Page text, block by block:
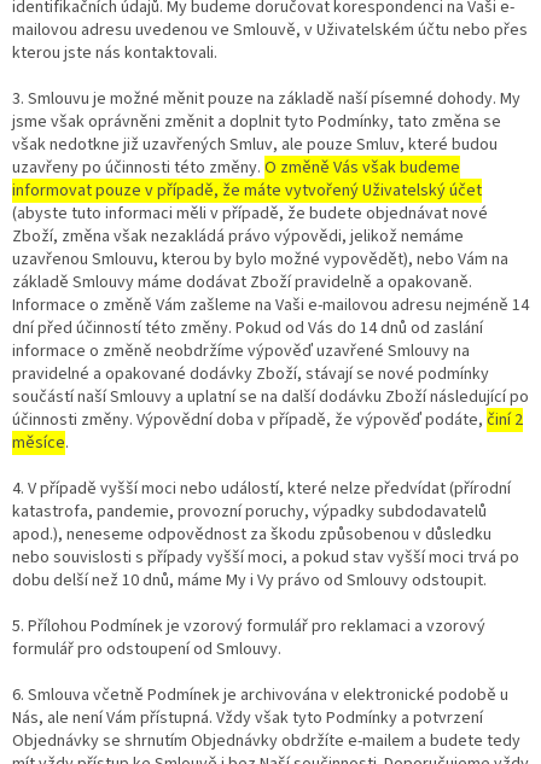
identifikačních údajů. My budeme doručovat korespondenci na Vaši e-
mailovou adresu uvedenou ve Smlouvě, v Uživatelském účtu nebo přes
kterou jste nás kontaktovali.
3. Smlouvu je možné měnit pouze na základě naší písemné dohody. My
jsme však oprávněni změnit a doplnit tyto Podmínky, tato změna se
však nedotkne již uzavřených Smluv, ale pouze Smluv, které budou
uzavřeny po účinnosti této změny. O změně Vás však budeme
informovat pouze v případě, že máte vytvořený Uživatelský účet
(abyste tuto informaci měli v případě, že budete objednávat nové
Zboží, změna však nezakládá právo výpovědi, jelikož nemáme
uzavřenou Smlouvu, kterou by bylo možné vypovědět), nebo Vám na
základě Smlouvy máme dodávat Zboží pravidelně a opakovaně.
Informace o změně Vám zašleme na Vaši e-mailovou adresu nejméně 14
dní před účinností této změny. Pokud od Vás do 14 dnů od zaslání
informace o změně neobdržíme výpověď uzavřené Smlouvy na
pravidelné a opakované dodávky Zboží, stávají se nové podmínky
součástí naší Smlouvy a uplatní se na další dodávku Zboží následující po
účinnosti změny. Výpovědní doba v případě, že výpověď podáte, činí 2
měsíce.
4. V případě vyšší moci nebo událostí, které nelze předvídat (přírodní
katastrofa, pandemie, provozní poruchy, výpadky subdodavatelů
apod.), neneseme odpovědnost za škodu způsobenou v důsledku
nebo souvislosti s případy vyšší moci, a pokud stav vyšší moci trvá po
dobu delší než 10 dnů, máme My i Vy právo od Smlouvy odstoupit.
5. Přílohou Podmínek je vzorový formulář pro reklamaci a vzorový
formulář pro odstoupení od Smlouvy.
6. Smlouva včetně Podmínek je archivována v elektronické podobě u
Nás, ale není Vám přístupná. Vždy však tyto Podmínky a potvrzení
Objednávky se shrnutím Objednávky obdržíte e-mailem a budete tedy